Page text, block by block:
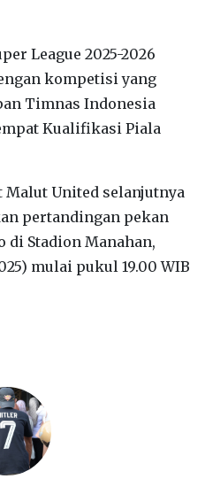
League 2025-2026
kompetisi yang
Timnas Indonesia
Kualifikasi Piala
Malut United selanjutnya
pertandingan pekan
di Stadion Manahan,
mulai pukul 19.00 WIB